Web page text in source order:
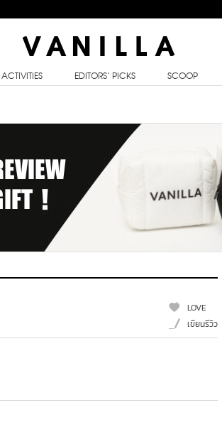
ACTIVITIES EDITORS’ PICKS SCOOP
LOVE
เขียนรีวิว